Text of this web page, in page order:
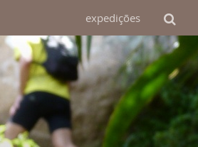
expedições